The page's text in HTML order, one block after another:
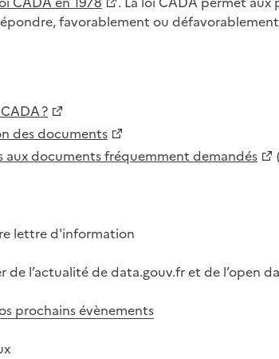
favorablement ou
?
des documents
aux documents fréquemment demandés
lettre d'information
de l’actualité de data.gouv.fr et de l’open
prochains évènements